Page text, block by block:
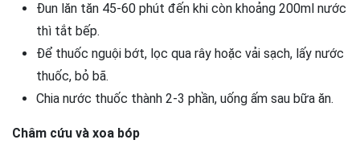
Đun lăn tăn 45-60 phút đến khi còn khoảng 200ml nước
thì tắt bếp.
Để thuốc nguội bớt, lọc qua rây hoặc vải sạch, lấy nước
thuốc, bỏ bã.
Chia nước thuốc thành 2-3 phần, uống ấm sau bữa ăn.
Châm cứu và xoa bóp